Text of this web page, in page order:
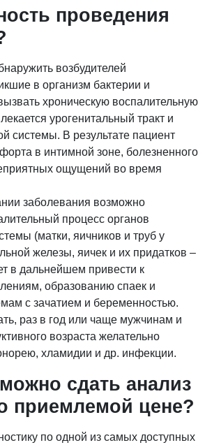
проведения
возбудителей
в организм бактерии и
хроническую воспалительную
урогенитальный тракт и
системы. В результате пациент
в интимной зоне, болезненного
ощущений во время
заболевания возможно
процесс органов
(матки, яичников и труб у
железы, яичек и их придатков –
в дальнейшем привести к
образованию спаек и
с зачатием и беременностью.
раз в год или чаще мужчинам и
возраста желательно
хламидии и др. инфекции.
сдать анализ
приемлемой цене?
по одной из самых доступных